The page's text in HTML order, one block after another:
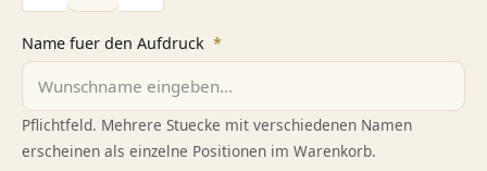
Name fuer den Aufdruck *
Pflichtfeld. Mehrere Stuecke mit verschiedenen Namen
erscheinen als einzelne Positionen im Warenkorb.